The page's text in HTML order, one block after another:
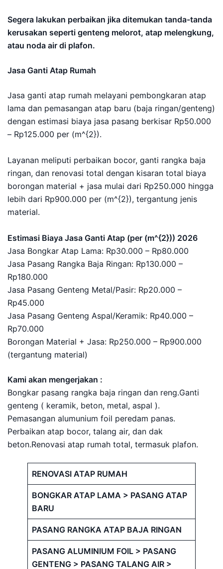
Segera lakukan perbaikan jika ditemukan tanda-tanda
kerusakan seperti genteng melorot, atap melengkung,
atau noda air di plafon.
Jasa Ganti Atap Rumah
Jasa ganti atap rumah melayani pembongkaran atap
lama dan pemasangan atap baru (baja ringan/genteng)
dengan estimasi biaya jasa pasang berkisar Rp50.000
– Rp125.000 per (m^{2}).
Layanan meliputi perbaikan bocor, ganti rangka baja
ringan, dan renovasi total dengan kisaran total biaya
borongan material + jasa mulai dari Rp250.000 hingga
lebih dari Rp900.000 per (m^{2}), tergantung jenis
material.
Estimasi Biaya Jasa Ganti Atap (per (m^{2})) 2026
Jasa Bongkar Atap Lama: Rp30.000 – Rp80.000
Jasa Pasang Rangka Baja Ringan: Rp130.000 –
Rp180.000
Jasa Pasang Genteng Metal/Pasir: Rp20.000 –
Rp45.000
Jasa Pasang Genteng Aspal/Keramik: Rp40.000 –
Rp70.000
Borongan Material + Jasa: Rp250.000 – Rp900.000
(tergantung material)
Kami akan mengerjakan :
Bongkar pasang rangka baja ringan dan reng.Ganti
genteng ( keramik, beton, metal, aspal ).
Pemasangan alumunium foil peredam panas.
Perbaikan atap bocor, talang air, dan dak
beton.Renovasi atap rumah total, termasuk plafon.
RENOVASI ATAP RUMAH
BONGKAR ATAP LAMA > PASANG ATAP
BARU
PASANG RANGKA ATAP BAJA RINGAN
PASANG ALUMINIUM FOIL > PASANG
GENTENG > PASANG TALANG AIR >